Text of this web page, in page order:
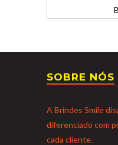
SOBRE NÓS
A Brindes Smile
diferenciado com
cada cliente.